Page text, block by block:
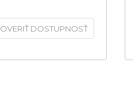
OVERIŤ DOSTUPNOSŤ